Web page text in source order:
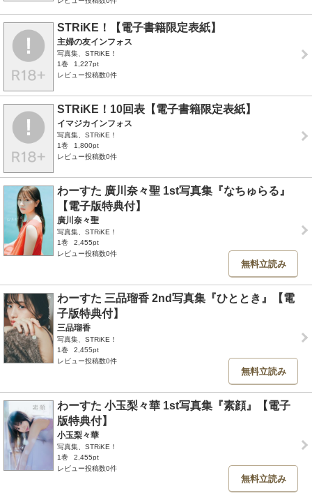
STRiKE！【電子書籍限定表紙】
主婦の友インフォス
写真集、STRiKE！
1巻
1,227pt
レビュー投稿数0件
STRiKE！10回表【電子書籍限定表紙】
イマジカインフォス
写真集、STRiKE！
1巻
1,800pt
レビュー投稿数0件
わーすた 廣川奈々聖 1st写真集『なちゅらる』
【電子版特典付】
廣川奈々聖
写真集、STRiKE！
1巻
2,455pt
レビュー投稿数0件
無料立読み
わーすた 三品瑠香 2nd写真集『ひととき』【電
子版特典付】
三品瑠香
写真集、STRiKE！
1巻
2,455pt
レビュー投稿数0件
無料立読み
わーすた 小玉梨々華 1st写真集『素顔』【電子
版特典付】
小玉梨々華
写真集、STRiKE！
1巻
2,455pt
レビュー投稿数0件
無料立読み